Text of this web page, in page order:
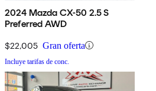
2024 Mazda CX-50 2.5 S
Preferred AWD
$22,005 Gran oferta
Incluye tarifas de conc.